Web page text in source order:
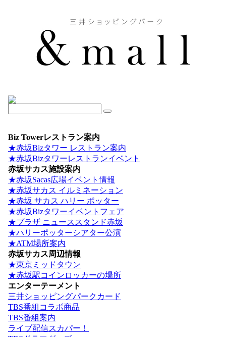
Biz Towerレストラン案内
★赤坂Bizタワー レストラン案内
★赤坂Bizタワーレストランイベント
赤坂サカス施設案内
★赤坂Sacas広場イベント情報
★赤坂サカス イルミネーション
★赤坂 サカス ハリー ポッター
★赤坂Bizタワーイベントフェア
★プラザ ニューススタンド赤坂
★ハリーポッターシアター公演
★ATM場所案内
赤坂サカス周辺情報
★東京ミッドタウン
★赤坂駅コインロッカーの場所
エンターテーメント
三井ショッピングパークカード
TBS番組コラボ商品
TBS番組案内
ライブ配信スカパー！